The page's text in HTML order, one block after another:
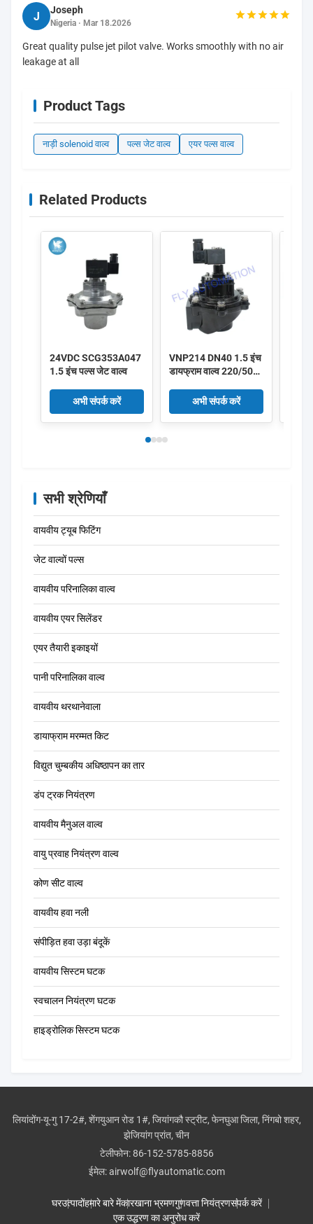
J Joseph
Nigeria · Mar 18.2026
Great quality pulse jet pilot valve. Works smoothly with no air
leakage at all
Product Tags
नाड़ी solenoid वाल्व पल्स जेट वाल्व एयर पल्स वाल्व
Related Products
24VDC SCG353A047
1.5 इंच पल्स जेट वाल्व
अभी संपर्क करें
VNP214 DN40 1.5 इंच
डायफ्राम वाल्व 220/50
अभी संपर्क करें
सभी श्रेणियाँ
वायवीय ट्यूब फिटिंग
जेट वाल्वों पल्स
वायवीय परिनालिका वाल्व
वायवीय एयर सिलेंडर
एयर तैयारी इकाइयों
पानी परिनालिका वाल्व
वायवीय थरथानेवाला
डायाफ्राम मरम्मत किट
विद्युत चुम्बकीय अधिष्ठापन का तार
डंप ट्रक नियंत्रण
वायवीय मैनुअल वाल्व
वायु प्रवाह नियंत्रण वाल्व
कोण सीट वाल्व
वायवीय हवा नली
संपीड़ित हवा उड़ा बंदूकें
वायवीय सिस्टम घटक
स्वचालन नियंत्रण घटक
हाइड्रोलिक सिस्टम घटक
लियांदोंग-यू-गु 17-2#, शेंगयुआन रोड 1#, जियांगकौ स्ट्रीट, फेनघुआ जिला, निंगबो शहर,
झेजियांग प्रांत, चीन
टेलीफोन:86-152-5785-8856
ईमेल:airwolf@flyautomatic.com
घरउत्पादोंहमारे बारे मेंकारखाना भ्रमणगुणवत्ता नियंत्रणसंपर्क करें
एक उद्धरण का अनुरोध करें